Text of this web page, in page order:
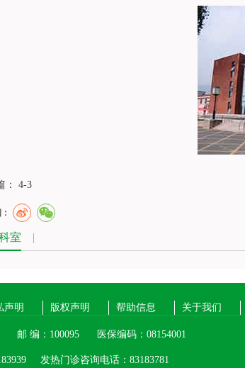
： 4-3
室 |
声明 版权声明 帮助信息 关于我们
邮 编：100095 医保编码：08154001
发热门诊咨询电话：83183781